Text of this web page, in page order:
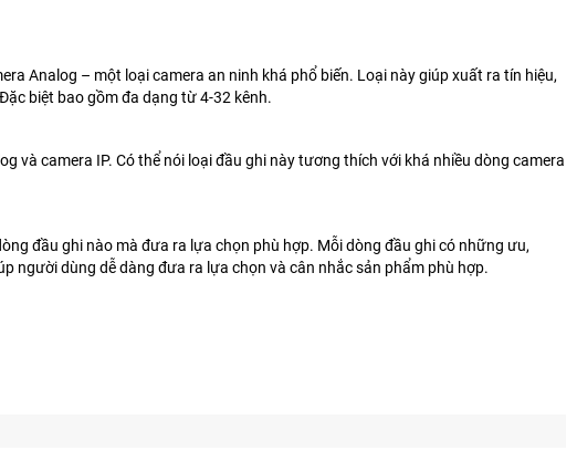
Analog – một loại camera an ninh khá phổ biến. Loại này giúp xuất ra tín hiệu,
biệt bao gồm đa dạng từ 4-32 kênh.
và camera IP. Có thể nói loại đầu ghi này tương thích với khá nhiều dòng camera
đầu ghi nào mà đưa ra lựa chọn phù hợp. Mỗi dòng đầu ghi có những ưu,
người dùng dễ dàng đưa ra lựa chọn và cân nhắc sản phẩm phù hợp.